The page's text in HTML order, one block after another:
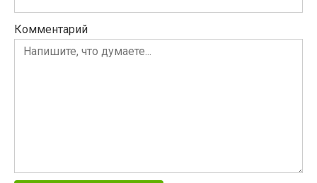
Комментарий